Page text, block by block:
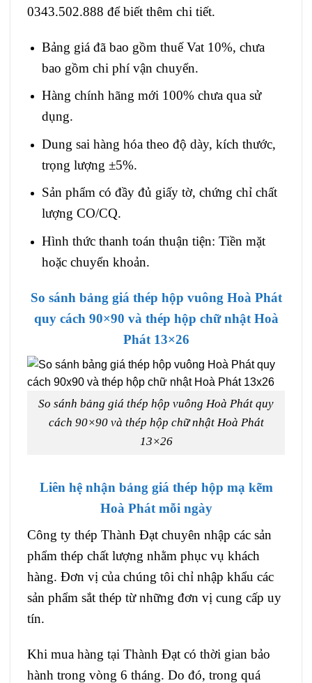
0343.502.888 để biết thêm chi tiết.
Bảng giá đã bao gồm thuế Vat 10%, chưa
bao gồm chi phí vận chuyển.
Hàng chính hãng mới 100% chưa qua sử
dụng.
Dung sai hàng hóa theo độ dày, kích thước,
trọng lượng ±5%.
Sản phẩm có đầy đủ giấy tờ, chứng chỉ chất
lượng CO/CQ.
Hình thức thanh toán thuận tiện: Tiền mặt
hoặc chuyển khoản.
So sánh bảng giá thép hộp vuông Hoà Phát
quy cách 90×90 và thép hộp chữ nhật Hoà
Phát 13×26
So sánh bảng giá thép hộp vuông Hoà Phát quy
cách 90×90 và thép hộp chữ nhật Hoà Phát
13×26
Liên hệ nhận bảng giá thép hộp mạ kẽm
Hoà Phát mỗi ngày
Công ty thép Thành Đạt chuyên nhập các sản
phẩm thép chất lượng nhằm phục vụ khách
hàng. Đơn vị của chúng tôi chỉ nhập khẩu các
sản phẩm sắt thép từ những đơn vị cung cấp uy
tín.
Khi mua hàng tại Thành Đạt có thời gian bảo
hành trong vòng 6 tháng. Do đó, trong quá